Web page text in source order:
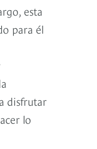
esta
para él
disfrutar
lo